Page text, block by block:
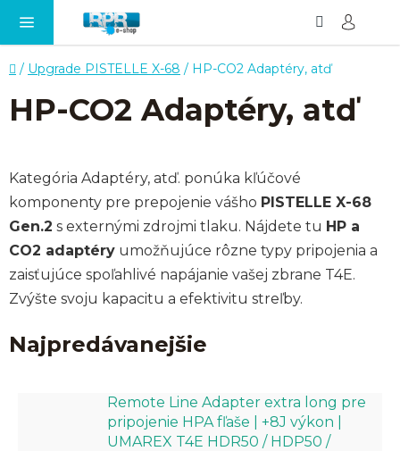
Domov
/ Upgrade PISTELLE X-68 / HP-CO2 Adaptéry, atď
HP-CO2 Adaptéry, atď
Kategória Adaptéry, atď. ponúka kľúčové
komponenty pre prepojenie vášho PISTELLE X-68
Gen.2 s externými zdrojmi tlaku. Nájdete tu HP a
CO2 adaptéry umožňujúce rôzne typy pripojenia a
zaisťujúce spoľahlivé napájanie vašej zbrane T4E.
Zvýšte svoju kapacitu a efektivitu streľby.
Najpredávanejšie
Remote Line Adapter extra long pre
pripojenie HPA fľaše | +8J výkon |
UMAREX T4E HDR50 / HDP50 /